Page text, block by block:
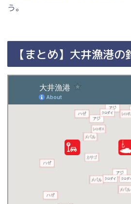
う。
【まとめ】大井漁港